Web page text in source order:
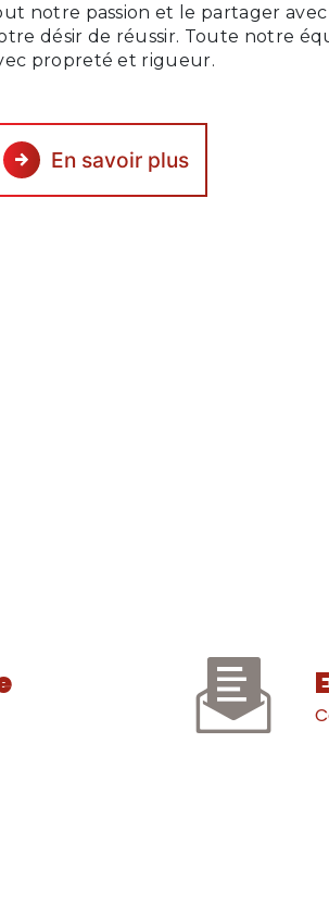
notre passion et le partager
désir de réussir. Toute notre
propreté et rigueur.
En savoir plus